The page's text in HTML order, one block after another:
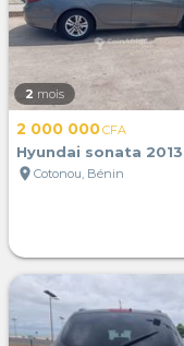
2 mois
2 000 000CFA
Hyundai sonata 2013
location_on Cotonou, Bénin